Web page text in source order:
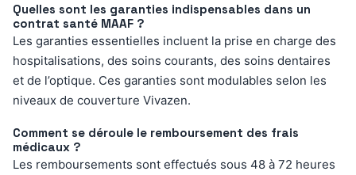
Quelles sont les garanties indispensables dans un
contrat santé MAAF ?
Les garanties essentielles incluent la prise en charge des
hospitalisations, des soins courants, des soins dentaires
et de l’optique. Ces garanties sont modulables selon les
niveaux de couverture Vivazen.
Comment se déroule le remboursement des frais
médicaux ?
Les remboursements sont effectués sous 48 à 72 heures